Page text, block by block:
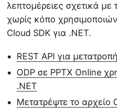
λεπτομέρειες σχετικά με
χωρίς κόπο
Cloud SDK για .NET.
REST API για
ODP σε PPTX Online
.NET
Μετατρέψτε το αρχείο